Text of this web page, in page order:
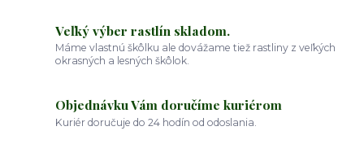
Veľký výber rastlín skladom.
Máme vlastnú škôlku ale dovážame tiež rastliny z veľkých
okrasných a lesných škôlok.
Objednávku Vám doručíme kuriérom
Kuriér doručuje do 24 hodín od odoslania.